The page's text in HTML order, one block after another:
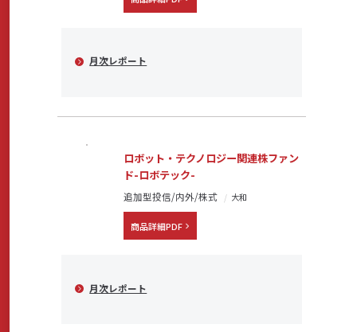
月次レポート
ロボット・テクノロジー関連株ファン
ド-ロボテック-
追加型投信/内外/株式 大和
商品詳細PDF
月次レポート